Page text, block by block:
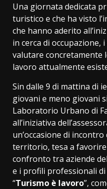
Una giornata dedicata
turistico e che ha visto
che hanno aderito
in cerca di
valutare
lavoro attualmente
Sin dalle 9 di mattina di
giovani e meno giovani
Laboratorio Urbano di
all’iniziativa
un’occasione di
territorio, tesa a
confronto tra aziende
e i profili professionali
“Turismo è lavoro”,